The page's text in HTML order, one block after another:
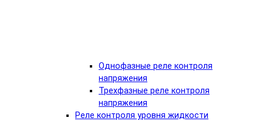
Однофазные реле контроля
напряжения
Трехфазные реле контроля
напряжения
Реле контроля уровня жидкости